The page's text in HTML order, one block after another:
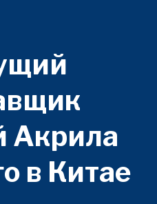
Акрила
в Китае